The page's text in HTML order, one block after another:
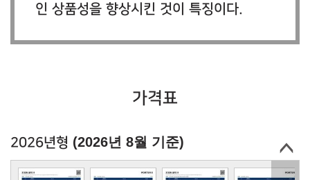
인 상품성을 향상시킨 것이 특징이다.
가격표
2026년형 (2026년 8월 기준)